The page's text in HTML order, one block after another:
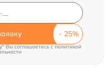
Вы соглашаетесь cполитикой